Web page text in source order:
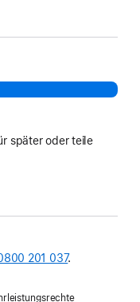
später oder teile
201 037.